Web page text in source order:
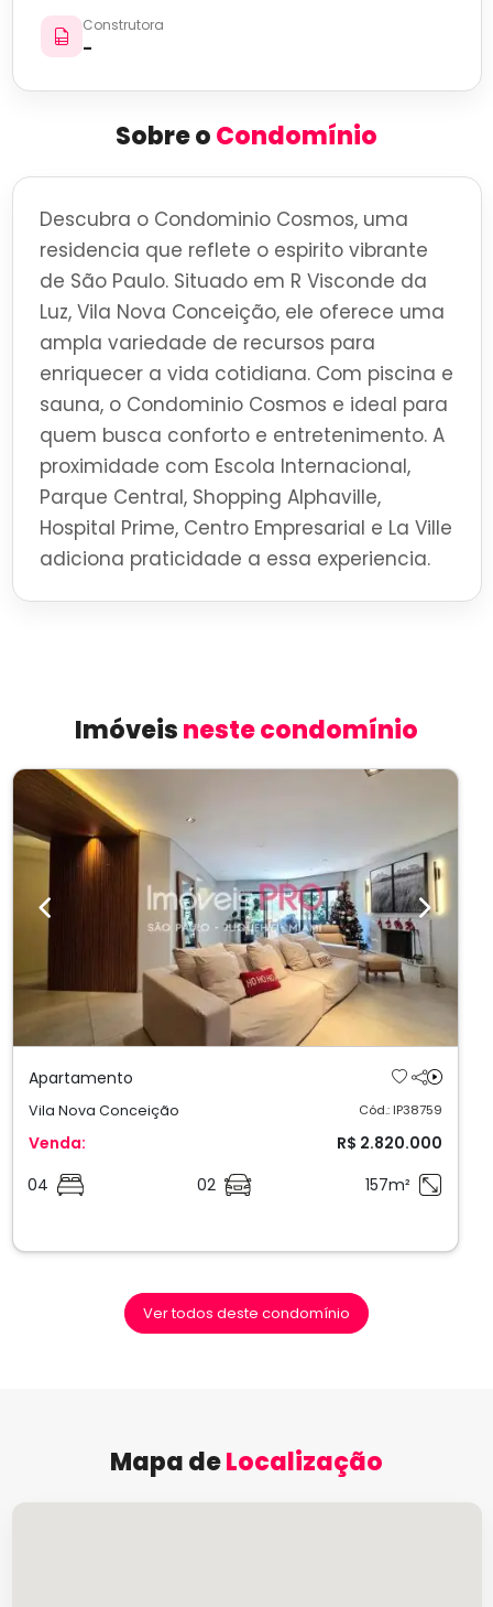
Construtora
-
Sobre oCondomínio
Descubra o Condominio Cosmos, uma
residencia que reflete o espirito vibrante
de São Paulo. Situado em R Visconde da
Luz, Vila Nova Conceição, ele oferece uma
ampla variedade de recursos para
enriquecer a vida cotidiana. Com piscina e
sauna, o Condominio Cosmos e ideal para
quem busca conforto e entretenimento. A
proximidade com Escola Internacional,
Parque Central, Shopping Alphaville,
Hospital Prime, Centro Empresarial e La Ville
adiciona praticidade a essa experiencia.
Imóveisneste condomínio
Previous Next
Apartamento
Vila Nova Conceição Cód.: IP38759
Venda:
R$ 2.820.000
04
02 157m²
Ver todos deste condomínio
Mapa deLocalização